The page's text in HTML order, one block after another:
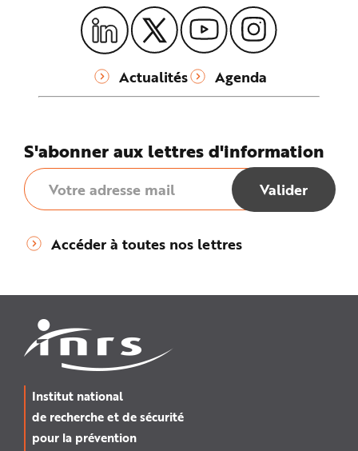
Actualités Agenda
S'abonner aux lettres d'information
Accéder à toutes nos lettres
Institut national
de recherche et de sécurité
pour la prévention